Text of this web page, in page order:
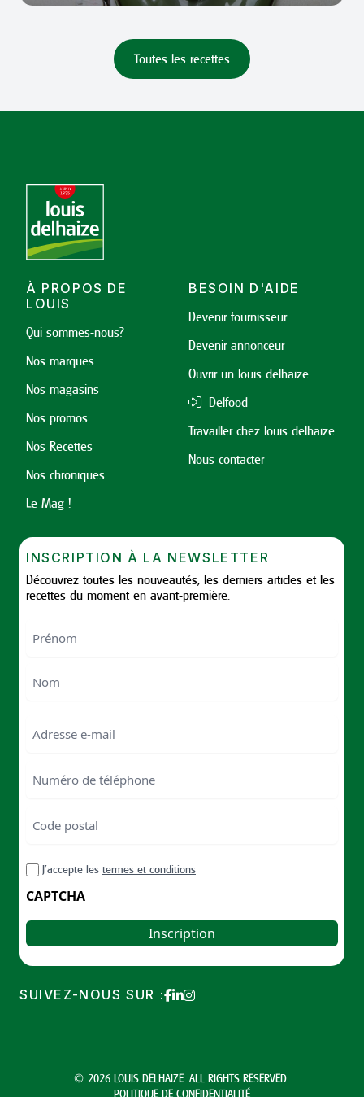
Toutes les recettes
À PROPOS DE
LOUIS
Qui sommes-nous?
Nos marques
Nos magasins
Nos promos
Nos Recettes
Nos chroniques
Le Mag !
BESOIN D'AIDE
Devenir fournisseur
Devenir annonceur
Ouvrir un louis delhaize
Delfood
Travailler chez louis delhaize
Nous contacter
INSCRIPTION À LA NEWSLETTER
Découvrez toutes les nouveautés, les derniers articles et les
recettes du moment en avant-première.
de
postal
postal
RGPDJ’accepte les termes et conditions
CAPTCHA
SUIVEZ-NOUS SUR :
© 2026 LOUIS DELHAIZE. ALL RIGHTS RESERVED.
POLITIQUE DE CONFIDENTIALITÉ